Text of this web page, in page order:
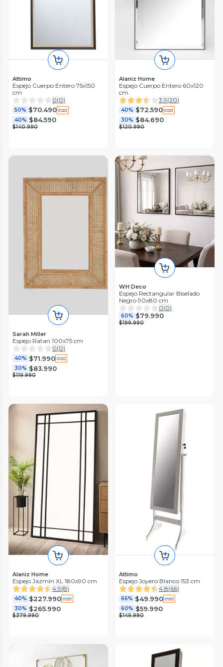
Attimo
Espejo Cuerpo Entero 75x150
cm
0(0)
50% $70.490
40% $84.590
$140.990
Alaniz Home
Espejo Cuerpo Entero 60x120
cm
3.9(20)
40% $72.590
30% $84.690
$120.990
Sarah Miller
Espejo Ratan 100x75 cm
0(0)
40% $71.990
30% $83.990
$119.990
WH Deco
Espejo Rectangular Biselado
Negro 90x80 cm
0(0)
60% $79.990
$199.990
Alaniz Home
Espejo Jazmín XL 180x90 cm
4.9(8)
40% $227.990
30% $265.990
$379.990
Attimo
Espejo Joyero Blanco 153 cm
4.8(66)
66% $49.990
60% $59.990
$149.990